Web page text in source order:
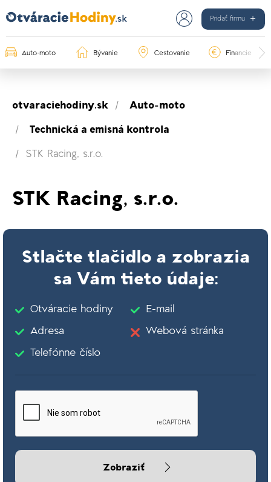
Pridať firmu
Auto-moto Bývanie Cestovanie Financie
otvaraciehodiny.sk Auto-moto
Technická a emisná kontrola
STK Racing, s.r.o.
STK Racing, s.r.o.
Stlačte tlačidlo a zobrazia
sa Vám tieto údaje:
Otváracie hodiny
Adresa
Telefónne číslo
E-mail
Webová stránka
Zobraziť